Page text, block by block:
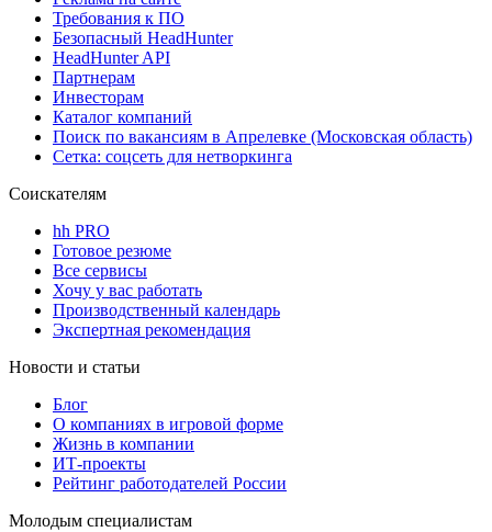
Требования к ПО
Безопасный HeadHunter
HeadHunter API
Партнерам
Инвесторам
Каталог компаний
Поиск по вакансиям в Апрелевке (Московская область)
Сетка: соцсеть для нетворкинга
Соискателям
hh PRO
Готовое резюме
Все сервисы
Хочу у вас работать
Производственный календарь
Экспертная рекомендация
Новости и статьи
Блог
О компаниях в игровой форме
Жизнь в компании
ИТ-проекты
Рейтинг работодателей России
Молодым специалистам